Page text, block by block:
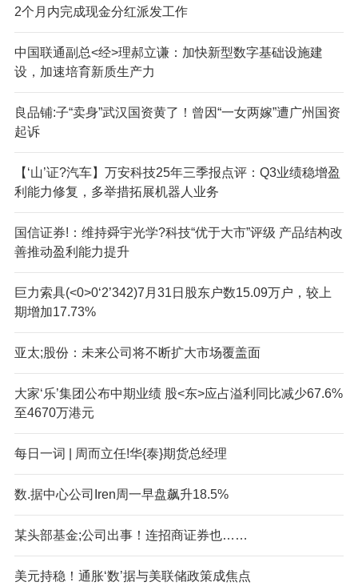
2个月内完成现金分红派发工作
中国联通副总<经>理郝立谦：加快新型数字基础设施建
设，加速培育新质生产力
良品铺:子“卖身”武汉国资黄了！曾因“一女两嫁”遭广州国资
起诉
【‘山’证?汽车】万安科技25年三季报点评：Q3业绩稳增盈
利能力修复，多举措拓展机器人业务
国信证券!：维持舜宇光学?科技“优于大市”评级 产品结构改
善推动盈利能力提升
巨力索具(<0>0‘2’342)7月31日股东户数15.09万户，较上
期增加17.73%
亚太;股份：未来公司将不断扩大市场覆盖面
大家‘乐’集团公布中期业绩 股<东>应占溢利同比减少67.6%
至4670万港元
每日一词 | 周而立任!华{泰}期货总经理
数.据中心公司Iren周一早盘飙升18.5%
某头部基金;公司出事！连招商证券也……
美元持稳！通胀‘数’据与美联储政策成焦点